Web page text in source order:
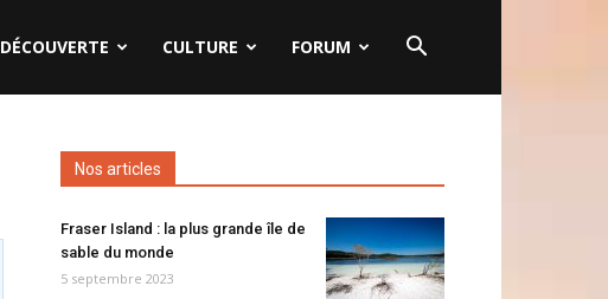
DÉCOUVERTE CULTURE FORUM
Nos articles
Fraser Island : la plus grande île de
sable du monde
5 septembre 2023